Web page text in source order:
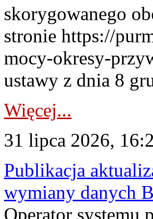
skorygowanego
stronie https://
mocy-okresy-
ustawy z dnia 8
Więcej...
31 lipca 2026,
Publikacja
wymiany danych
Operator systemu